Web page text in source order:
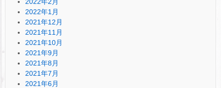
2022年1月
2021年12月
2021年11月
2021年10月
2021年9月
2021年8月
2021年7月
2021年6月